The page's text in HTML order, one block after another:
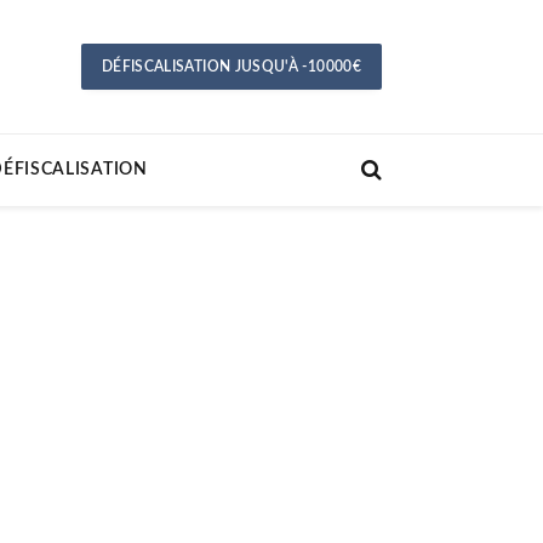
DÉFISCALISATION JUSQU'À -10000€